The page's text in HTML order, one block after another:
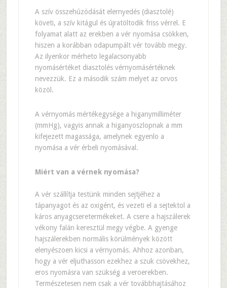
A szív összehúzódását elernyedés (diasztolé)
követi, a szív kitágul és újratöltodik friss vérrel. E
folyamat alatt az erekben a vér nyomása csökken,
hiszen a korábban odapumpált vér tovább megy.
Az ilyenkor mérheto legalacsonyabb
nyomásértéket diasztolés vérnyomásértéknek
nevezzük. Ez a második szám melyet az orvos
közöl.
A vérnyomás mértékegysége a higanymilliméter
(mmHg), vagyis annak a higanyoszlopnak a mm
kifejezett magassága, amelynek egyenlo a
nyomása a vér érbeli nyomásával.
Miért van a vérnek nyomása?
A vér szállítja testünk minden sejtjéhez a
tápanyagot és az oxigént, és vezeti el a sejtektol a
káros anyagcseretermékeket. A csere a hajszálerek
vékony falán keresztül megy végbe. A gyenge
hajszálerekben normális körülmények között
elenyészoen kicsi a vérnyomás. Ahhoz azonban,
hogy a vér eljuthasson ezekhez a szuk csövekhez,
eros nyomásra van szükség a veroerekben.
Természetesen nem csak a vér továbbhajtásához